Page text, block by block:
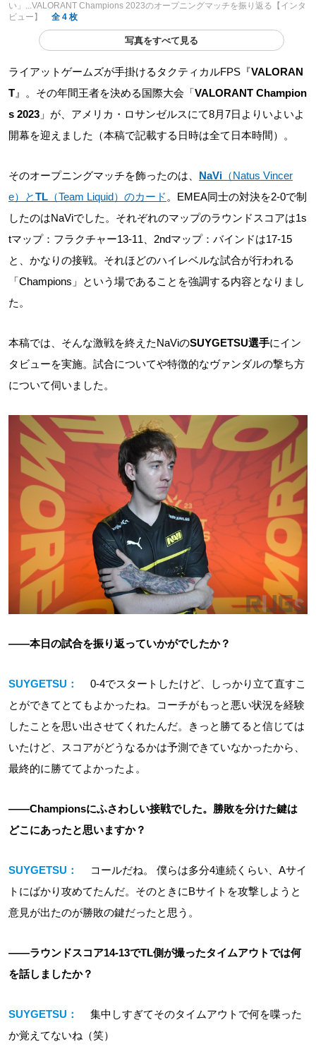
い」...VALORANT Champions 2023のオープニングマッチを振り返る【インタ
ビュー】
全 4 枚
写真をすべて見る
ライアットゲームズが手掛けるタクティカルFPS『VALORAN
T 』。その年間王者を決める国際大会「VALORANT Champion
s 2023 」が、アメリカ・ロサンゼルスにて8月7日よりいよいよ
開幕を迎えました（本稿で記載する日時は全て日本時間）。
そのオープニングマッチを飾ったのは、 NaVi （Natus Vincer
e）とTL （Team Liquid）のカード 。EMEA同士の対決を2-0で制
したのはNaViでした。それぞれのマップのラウンドスコアは1s
tマップ：フラクチャー13-11、2ndマップ：バインドは17-15
と、かなりの接戦。それほどのハイレベルな試合が行われる
「Champions」という場であることを強調する内容となりまし
た。
本稿では、そんな激戦を終えたNaViのSUYGETSU選手にイン
タビューを実施。試合についてや特徴的なヴァンダルの撃ち方
について伺いました。
――本日の試合を振り返っていかがでしたか？
SUYGETSU：
0-4でスタートしたけど、しっかり立て直すこ
とができてとてもよかったね。コーチがもっと悪い状況を経験
したことを思い出させてくれたんだ。きっと勝てると信じては
いたけど、スコアがどうなるかは予測できていなかったから、
最終的に勝ててよかったよ。
――Championsにふさわしい接戦でした。勝敗を分けた鍵は
どこにあったと思いますか？
SUYGETSU：
コールだね。 僕らは多分4連続くらい、Aサイ
トにばかり攻めてたんだ。そのときにBサイトを攻撃しようと
意見が出たのが勝敗の鍵だったと思う。
――ラウンドスコア14-13でTL側が撮ったタイムアウトでは何
を話しましたか？
SUYGETSU：
集中しすぎてそのタイムアウトで何を喋った
か覚えてないね（笑）